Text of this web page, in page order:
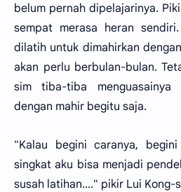
belum pernah dipelajarinya.
sempat merasa heran
dilatih untuk dimahirkan
akan perlu berbulan-bulan.
sim tiba-tiba menguasainya
dengan mahir begitu saja.
"Kalau begini caranya,
singkat aku bisa menjadi
susah latihan...." pikir Lui Kong-